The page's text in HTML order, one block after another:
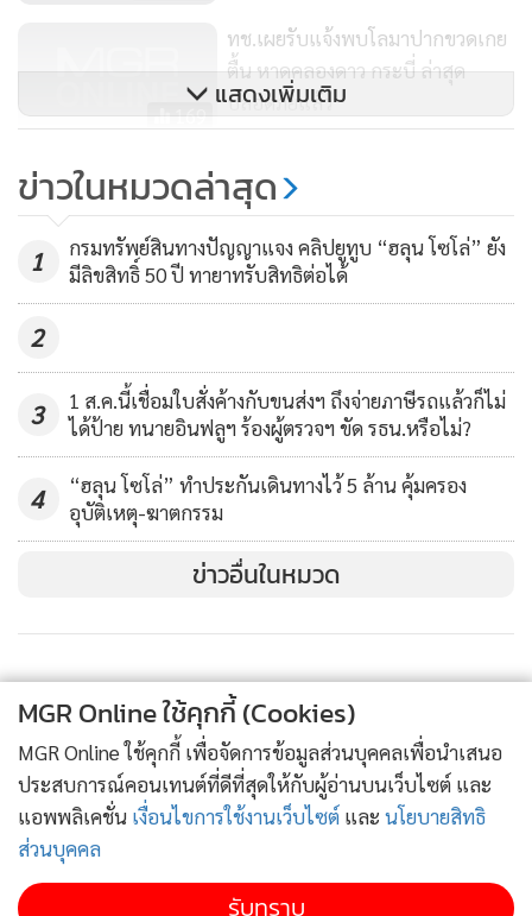
169
ทช.เผยรับแจ้งพบโลมาปากขวดเกย
ตื้น หาดคลองดาว กระบี่ ล่าสุด
ปลอดภัยแล้ว
8,374
ยาหนีตำรวจ ล้อแม็กเสียดสีกับถนน-
ประกายไฟท่วม (ชมคลิป)
แสดงเพิ่มเติม
ข่าวในหมวดล่าสุด
1
กรมทรัพย์สินทางปัญญาแจง คลิปยูทูบ “ฮลุน โซโล่” ยัง
มีลิขสิทธิ์ 50 ปี ทายาทรับสิทธิต่อได้
2
3
1 ส.ค.นี้เชื่อมใบสั่งค้างกับขนส่งฯ ถึงจ่ายภาษีรถแล้วก็ไม่
ได้ป้าย ทนายอินฟลูฯ ร้องผู้ตรวจฯ ขัด รธน.หรือไม่?
4
“ฮลุน โซโล่” ทำประกันเดินทางไว้ 5 ล้าน คุ้มครอง
อุบัติเหตุ-ฆาตกรรม
ข่าวอื่นในหมวด
MGR Online ใช้คุกกี้ (Cookies)
MGR Online ใช้คุกกี้ เพื่อจัดการข้อมูลส่วนบุคคลเพื่อนำเสนอ
ประสบการณ์คอนเทนต์ที่ดีที่สุดให้กับผู้อ่านบนเว็บไซต์ และ
แอพพลิเคชั่น เงื่อนไขการใช้งานเว็บไซต์ และ นโยบายสิทธิ
ส่วนบุคคล
รับทราบ